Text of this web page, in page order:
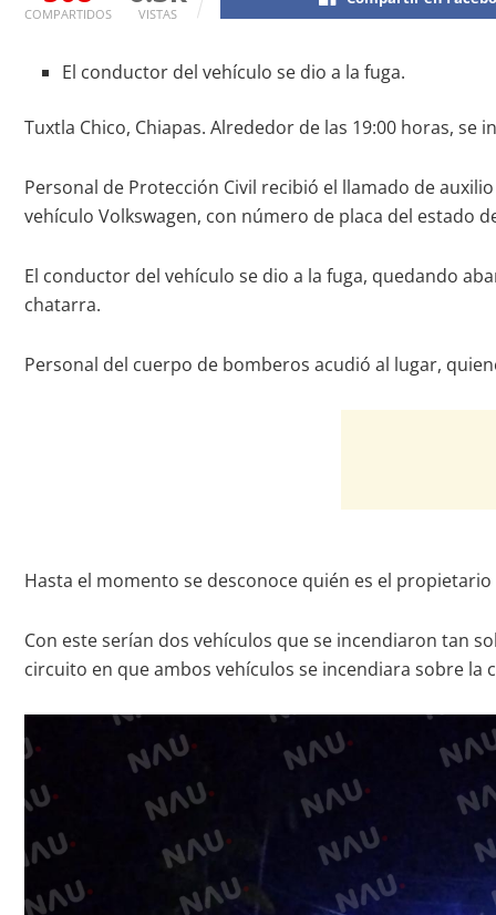
COMPARTIDOS VISTAS
El conductor del vehículo se dio a la fuga.
Tuxtla Chico, Chiapas. Alrededor de las 19:00 horas,
Personal de Protección Civil recibió el llamado de
vehículo Volkswagen, con número de placa del estado
El conductor del vehículo se dio a la fuga, quedando
chatarra.
Personal del cuerpo de bomberos acudió al lugar,
Hasta el momento se desconoce quién es el
Con este serían dos vehículos que se incendiaron tan
circuito en que ambos vehículos se incendiara sobre la